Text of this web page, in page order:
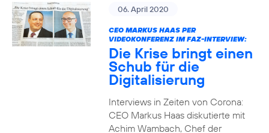
06. April 2020
CEO MARKUS HAAS PER
VIDEOKONFERENZ IM FAZ-INTERVIEW:
Die Krise bringt einen
Schub für die
Digitalisierung
Interviews in Zeiten von Corona:
CEO Markus Haas diskutierte mit
Achim Wambach, Chef der